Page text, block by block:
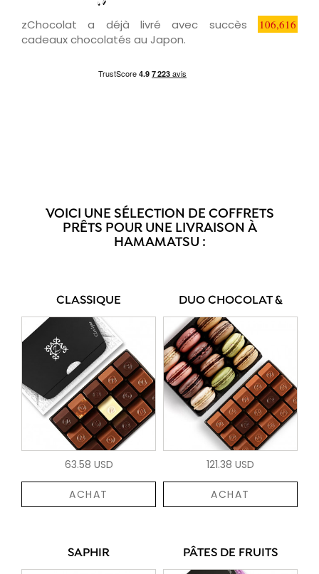
zChocolat a déjà livré avec succès 106,616
cadeaux chocolatés au Japon.
VOICI UNE SÉLECTION DE COFFRETS
PRÊTS POUR UNE LIVRAISON À
HAMAMATSU :
CLASSIQUE
63.58 USD
ACHAT
DUO CHOCOLAT &
121.38 USD
ACHAT
SAPHIR PÂTES DE FRUITS